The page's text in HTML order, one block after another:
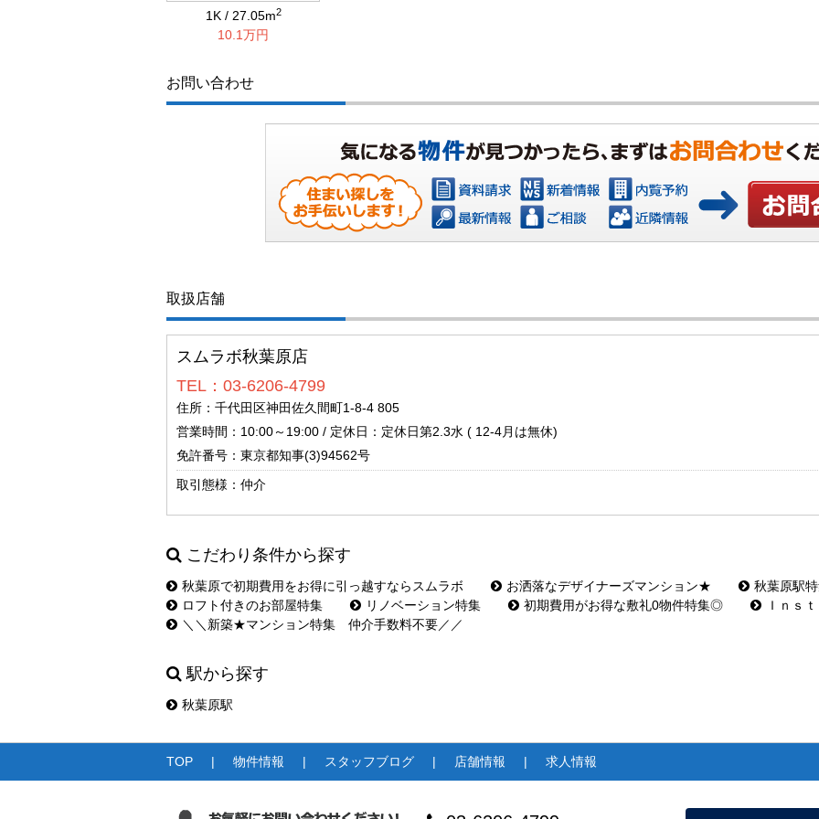
1K / 27.05m2
10.1万円
お問い合わせ
取扱店舗
スムラボ秋葉原店
TEL：03-6206-4799
住所：千代田区神田佐久間町1-8-4 805
営業時間：10:00～19:00 / 定休日：定休日第2.3水 ( 12-4月は無休)
免許番号：東京都知事(3)94562号
取引態様：仲介
こだわり条件から探す
秋葉原で初期費用をお得に引っ越すならスムラボ お洒落なデザイナーズマンション★
秋葉原駅
ロフト付きのお部屋特集
リノベーション特集 初期費用がお得な敷礼0物件特集◎
Ｉｎｓ
＼＼新築★マンション特集 仲介手数料不要／／
駅から探す
秋葉原駅
TOP 物件情報 スタッフブログ 店舗情報 求人情報